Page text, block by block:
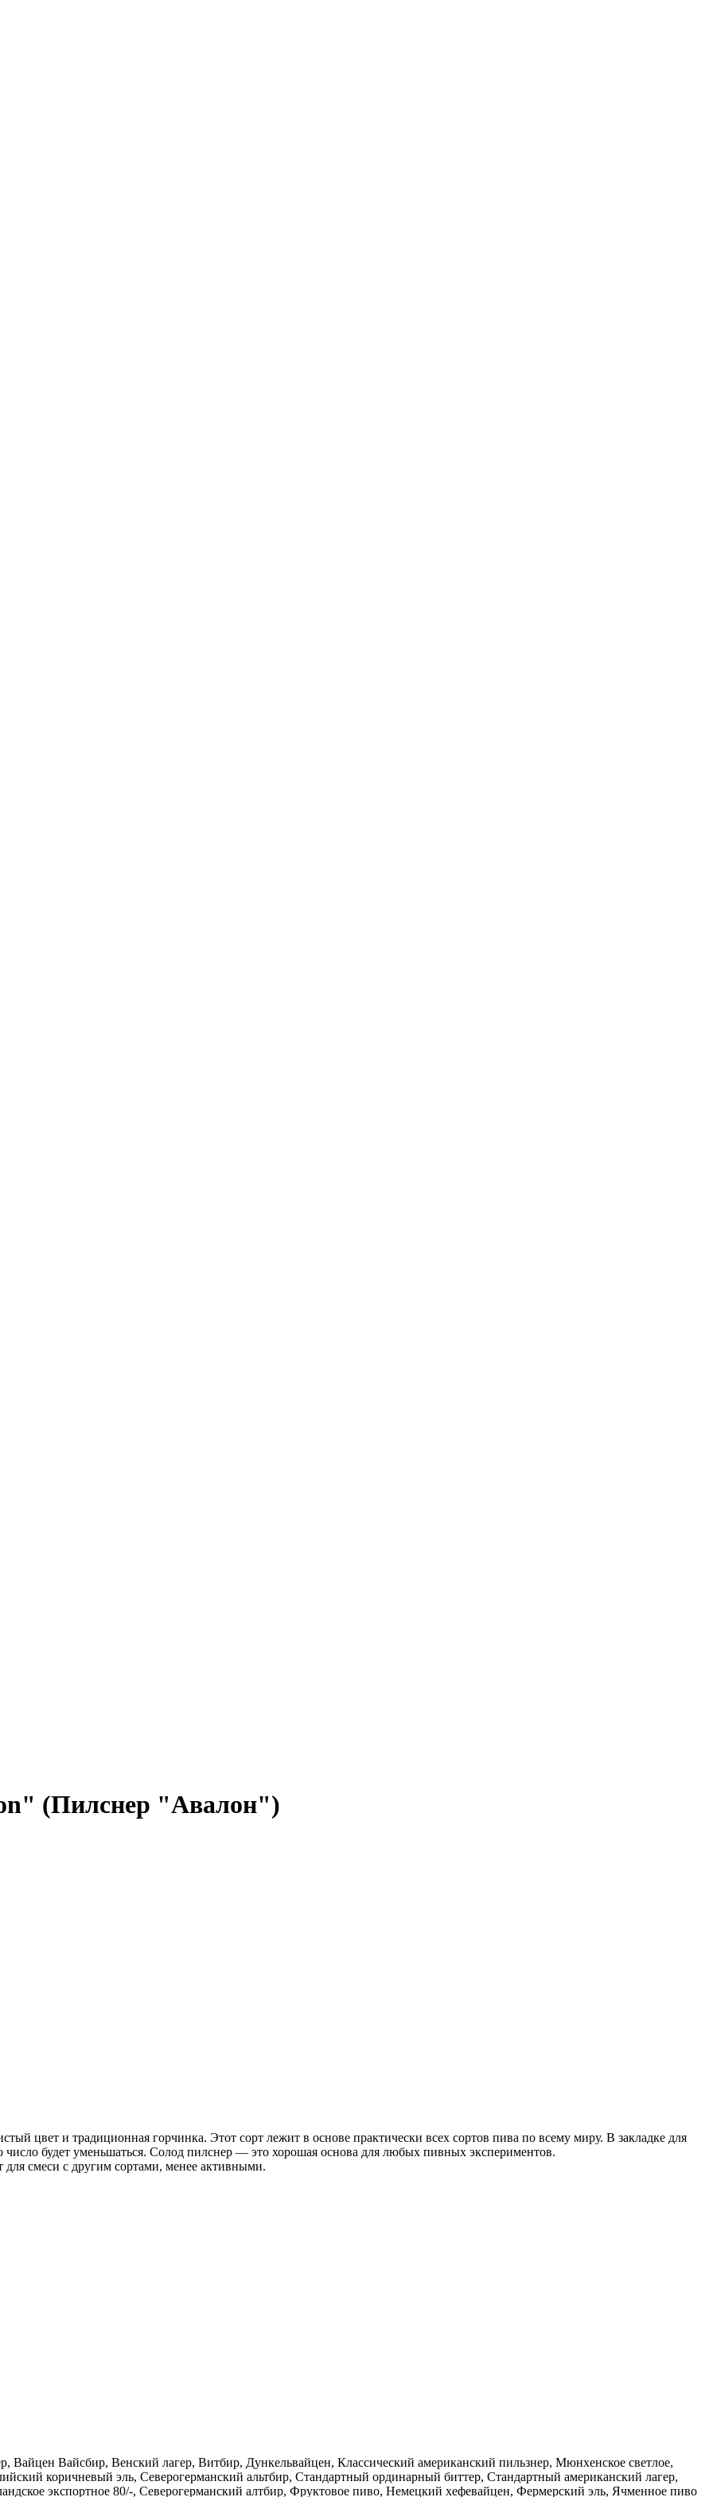
(Пилснер "Авалон")
цвет и традиционная горчинка. Этот сорт лежит в основе практически всех сортов пива по всему миру. В закладке для
число будет уменьшаться. Солод пилснер — это хорошая основа для любых пивных экспериментов.
для смеси с другим сортами, менее активными.
Вайцен Вайсбир, Венский лагер, Витбир, Дункельвайцен, Классический американский пильзнер, Мюнхенское светлое,
коричневый эль, Северогерманский альтбир, Стандартный ординарный биттер, Стандартный американский лагер,
экспортное 80/-, Северогерманский алтбир, Фруктовое пиво, Немецкий хефевайцен, Фермерский эль, Ячменное пиво